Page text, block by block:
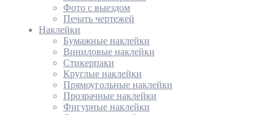
Фото с выездом
Печать чертежей
Наклейки
Бумажные наклейки
Виниловые наклейки
Стикерпаки
Круглые наклейки
Прямоугольные наклейки
Прозрачные наклейки
Фигурные наклейки